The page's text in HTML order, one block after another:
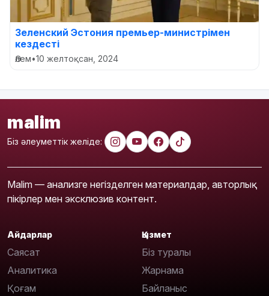
Зеленский Эстония премьер-министрімен
кездесті
Әлем•10 желтоқсан, 2024
malim
Біз әлеуметтік желіде:
Malim — анализге негізделген материалдар, авторлық
пікірлер мен эксклюзив контент.
Айдарлар
Саясат
Аналитика
Қоғам
Қызмет
Біз туралы
Жарнама
Байланыс